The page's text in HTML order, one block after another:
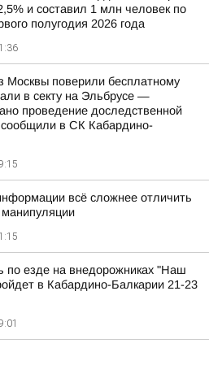
и составил 1 млн человек по
полугодия 2026 года
Москвы поверили бесплатному
в секту на Эльбрусе —
проведение доследственной
сообщили в СК Кабардино-
всё сложнее отличить
манипуляции
по езде на внедорожниках "Наш
в Кабардино-Балкарии 21-23